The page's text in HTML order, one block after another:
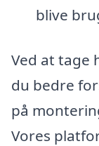
blive
Ved at tage
du bedre
på
Vores